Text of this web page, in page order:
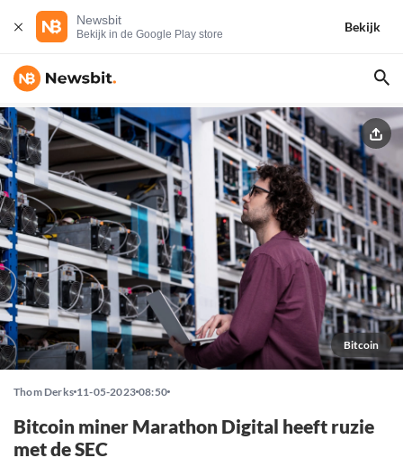
Newsbit
Bekijk in de Google Play store
Bekijk
Bitcoin
Thom Derks 11-05-2023 08:50
Bitcoin miner Marathon Digital heeft ruzie
met de SEC